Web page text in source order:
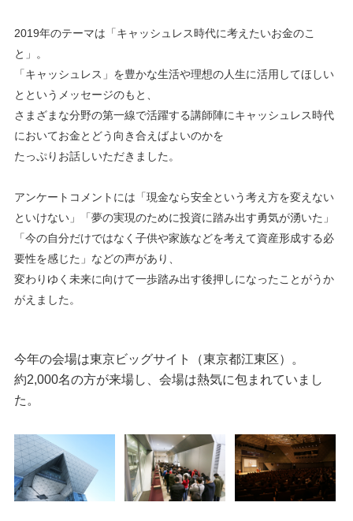
2019年のテーマは「キャッシュレス時代に考えたいお金のこ
と」。
「キャッシュレス」を豊かな生活や理想の人生に活用してほしい
とというメッセージのもと、
さまざまな分野の第一線で活躍する講師陣にキャッシュレス時代
においてお金とどう向き合えばよいのかを
たっぷりお話しいただきました。
アンケートコメントには「現金なら安全という考え方を変えない
といけない」「夢の実現のために投資に踏み出す勇気が湧いた」
「今の自分だけではなく子供や家族などを考えて資産形成する必
要性を感じた」などの声があり、
変わりゆく未来に向けて一歩踏み出す後押しになったことがうか
がえました。
今年の会場は東京ビッグサイト（東京都江東区）。
約2,000名の方が来場し、会場は熱気に包まれていまし
た。